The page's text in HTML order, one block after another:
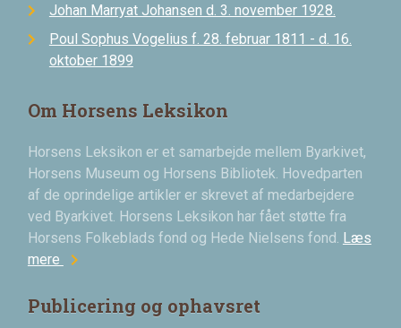
Johan Marryat Johansen d. 3. november 1928.
Poul Sophus Vogelius f. 28. februar 1811 - d. 16.
oktober 1899
Om Horsens Leksikon
Horsens Leksikon er et samarbejde mellem Byarkivet,
Horsens Museum og Horsens Bibliotek. Hovedparten
af de oprindelige artikler er skrevet af medarbejdere
ved Byarkivet. Horsens Leksikon har fået støtte fra
Horsens Folkeblads fond og Hede Nielsens fond. Læs
mere chevron_right
Publicering og ophavsret